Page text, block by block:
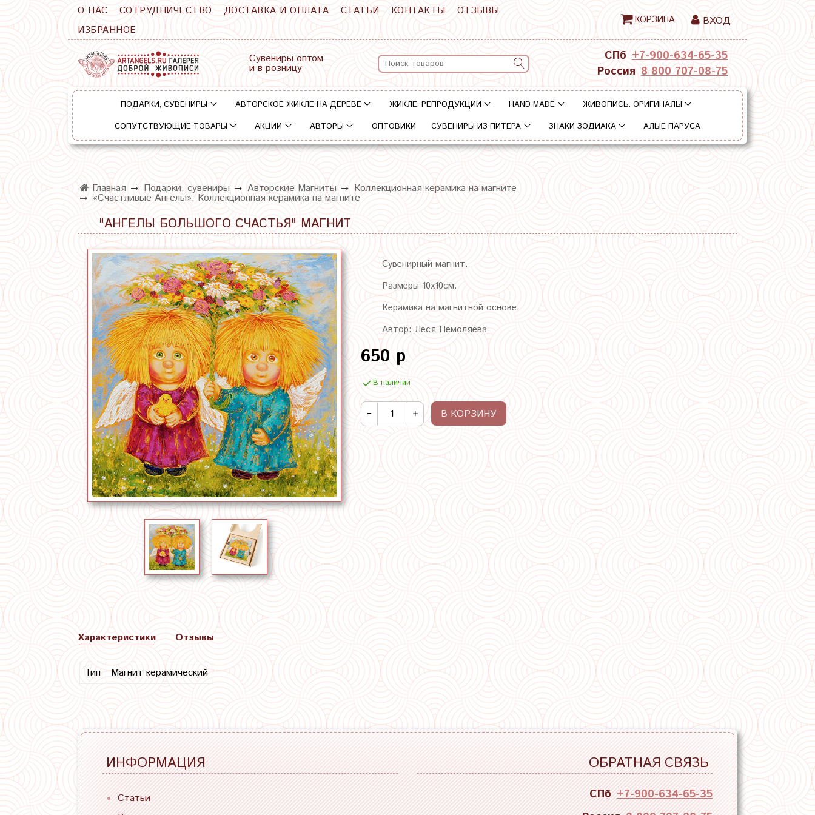
О НАС СОТРУДНИЧЕСТВО ДОСТАВКА И ОПЛАТА СТАТЬИ КОНТАКТЫ
ОТЗЫВЫ
ИЗБРАННОЕ
КОРЗИНА ВХОД
Сувениры оптом
и в розницу
СПб +7-900-634-65-35
Россия 8 800 707-08-75
ПОДАРКИ, СУВЕНИРЫ АВТОРСКОЕ ЖИКЛЕ НА ДЕРЕВЕ ЖИКЛЕ. РЕПРОДУКЦИИ HAND MADE
ЖИВОПИСЬ. ОРИГИНАЛЫ
СОПУТСТВУЮЩИЕ ТОВАРЫ
АКЦИИ АВТОРЫ ОПТОВИКИ СУВЕНИРЫ ИЗ ПИТЕРА ЗНАКИ ЗОДИАКА АЛЫЕ ПАРУСА
Главная Подарки, сувениры Авторские Магниты Коллекционная керамика на магните
«Счастливые Ангелы». Коллекционная керамика на магните
"АНГЕЛЫ БОЛЬШОГО СЧАСТЬЯ" МАГНИТ
Сувенирный магнит.
Размеры 10х10см.
Керамика на магнитной основе.
Автор: Леся Немоляева
650 р
В наличии
В КОРЗИНУ
Характеристики
Тип Магнит керамический
Отзывы
ИНФОРМАЦИЯ
Статьи
ОБРАТНАЯ СВЯЗЬ
СПб +7-900-634-65-35